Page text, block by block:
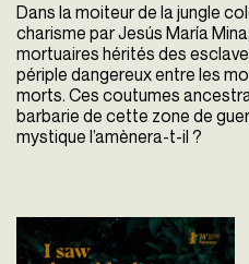
Dans la moiteur de la jungle
charisme par Jesús María
mortuaires hérités des
périple dangereux entre les
morts. Ces coutumes
barbarie de cette zone de
mystique l’amènera-t-il ?